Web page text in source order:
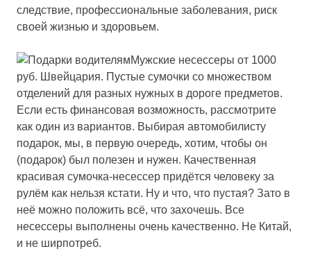
следствие, профессиональные заболевания, риск
своей жизнью и здоровьем.
Мужские несессеры от 1000
руб. Швейцария. Пустые сумочки со множеством
отделений для разных нужных в дороге предметов.
Если есть финансовая возможность, рассмотрите
как один из вариантов. Выбирая автомобилисту
подарок, мы, в первую очередь, хотим, чтобы он
(подарок) был полезен и нужен. Качественная
красивая сумочка-несессер придётся человеку за
рулём как нельзя кстати. Ну и что, что пустая? Зато в
неё можно положить всё, что захочешь. Все
несессеры выполнены очень качественно. Не Китай,
и не ширпотреб.